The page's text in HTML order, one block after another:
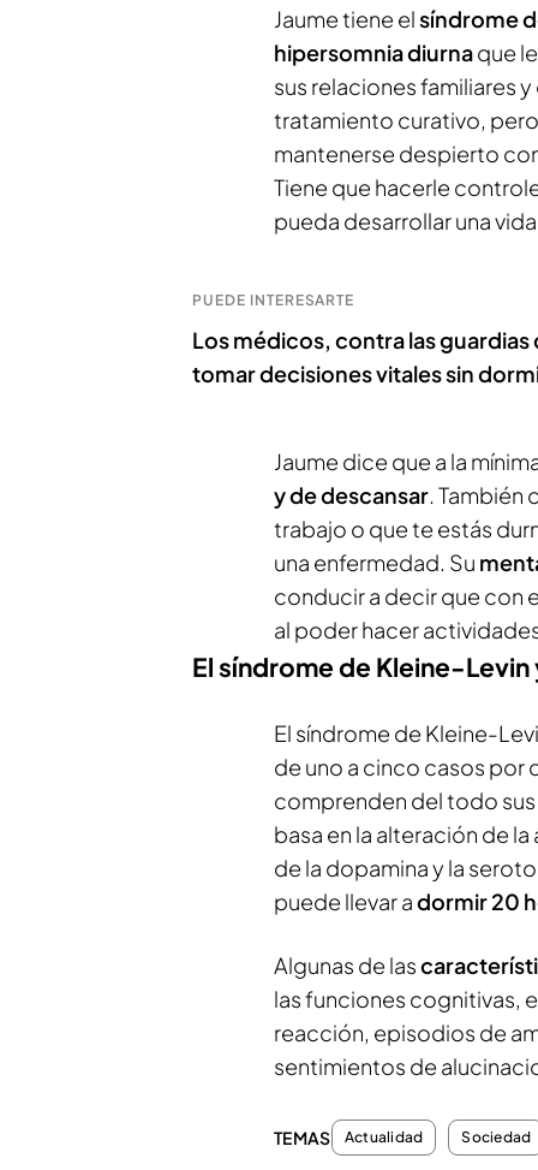
Jaume tiene elsíndrome
hipersomnia diurnaque
sus relaciones familiares
tratamiento curativo,
mantenerse despierto
Tiene que hacerle
pueda desarrollar una
PUEDE INTERESARTE
Los médicos, contra las
tomar decisiones vitales sin
Jaume dice que a la
y de descansar. También
trabajo o que te estás
una enfermedad. Su
conducir a decir que con
al poder hacer
El síndrome de Kleine-Levin
El síndrome de Kleine-
de uno a cinco casos por
comprenden del todo sus
basa en la alteración de
de la dopamina y la
puede llevar adormir 20
Algunas de las
las funciones cognitivas,
reacción, episodios de
sentimientos de
TEMAS Actualidad Sociedad